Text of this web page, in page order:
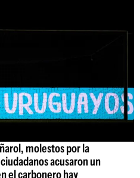
molestos por la
acusaron un
el carbonero hay